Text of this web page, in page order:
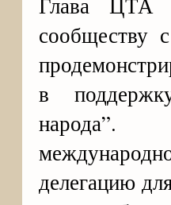
сообществу
в
народа”.
делегацию